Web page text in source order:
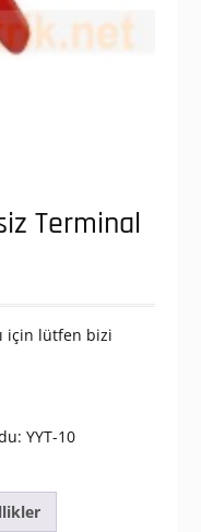
Terminal
için lütfen bizi
YYT-10